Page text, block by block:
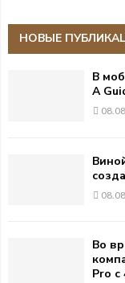
НОВЫЕ
В
A
Во
Pro